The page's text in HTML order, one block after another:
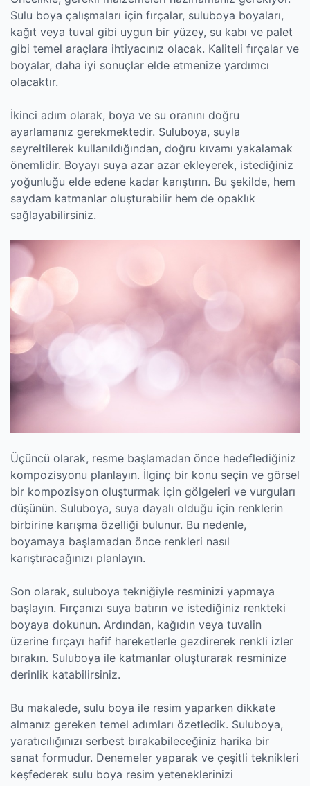
Sulu boya çalışmaları için fırçalar, suluboya boyaları,
kağıt veya tuval gibi uygun bir yüzey, su kabı ve palet
gibi temel araçlara ihtiyacınız olacak. Kaliteli fırçalar ve
boyalar, daha iyi sonuçlar elde etmenize yardımcı
olacaktır.
İkinci adım olarak, boya ve su oranını doğru
ayarlamanız gerekmektedir. Suluboya, suyla
seyreltilerek kullanıldığından, doğru kıvamı yakalamak
önemlidir. Boyayı suya azar azar ekleyerek, istediğiniz
yoğunluğu elde edene kadar karıştırın. Bu şekilde, hem
saydam katmanlar oluşturabilir hem de opaklık
sağlayabilirsiniz.
Üçüncü olarak, resme başlamadan önce hedeflediğiniz
kompozisyonu planlayın. İlginç bir konu seçin ve görsel
bir kompozisyon oluşturmak için gölgeleri ve vurguları
düşünün. Suluboya, suya dayalı olduğu için renklerin
birbirine karışma özelliği bulunur. Bu nedenle,
boyamaya başlamadan önce renkleri nasıl
karıştıracağınızı planlayın.
Son olarak, suluboya tekniğiyle resminizi yapmaya
başlayın. Fırçanızı suya batırın ve istediğiniz renkteki
boyaya dokunun. Ardından, kağıdın veya tuvalin
üzerine fırçayı hafif hareketlerle gezdirerek renkli izler
bırakın. Suluboya ile katmanlar oluşturarak resminize
derinlik katabilirsiniz.
Bu makalede, sulu boya ile resim yaparken dikkate
almanız gereken temel adımları özetledik. Suluboya,
yaratıcılığınızı serbest bırakabileceğiniz harika bir
sanat formudur. Denemeler yaparak ve çeşitli teknikleri
keşfederek sulu boya resim yeteneklerinizi